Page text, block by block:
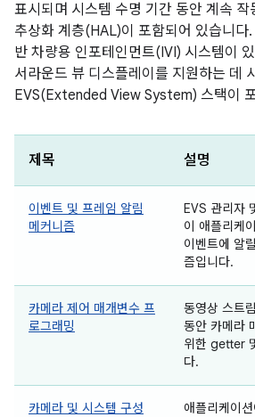
표시되며 시스템 수명 기간 동안 계속
추상화 계층(HAL)이 포함되어 있습니다
반 차량용 인포테인먼트(IVI) 시스템이
서라운드 뷰 디스플레이를 지원하는 데
EVS(Extended View System) 스택이
제목 설명
이벤트 및 프레임 알림
메커니즘
EVS 관리자
이 애플리케
이벤트에 알
즘입니다.
카메라 제어 매개변수 프
로그래밍
동영상 스트
동안 카메라
위한 getter
다.
카메라 및 시스템 구성
애플리케이